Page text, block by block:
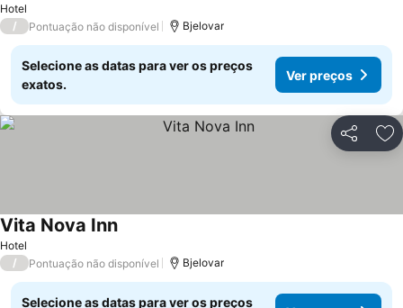
Hotel
/ Pontuação não disponível Bjelovar
Selecione as datas para ver os preços
exatos.
Ver preços
Partilhar
Hotel
Vita Nova InnVer preços
/ Pontuação não disponível Bjelovar
Selecione as datas para ver os preços